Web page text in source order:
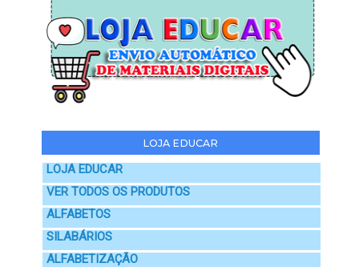
LOJA EDUCAR
LOJA EDUCAR
VER TODOS OS PRODUTOS
ALFABETOS
SILABÁRIOS
ALFABETIZAÇÃO